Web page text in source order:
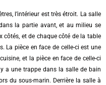
l’intérieur est très étroit. La salle
la partie avant, et au milieu se
côtés, et de chaque côté de la table
La pièce en face de celle-ci est une
et la pièce en face de celle-ci
a une trappe dans la salle de bain
du sous-marin. Derrière la salle à